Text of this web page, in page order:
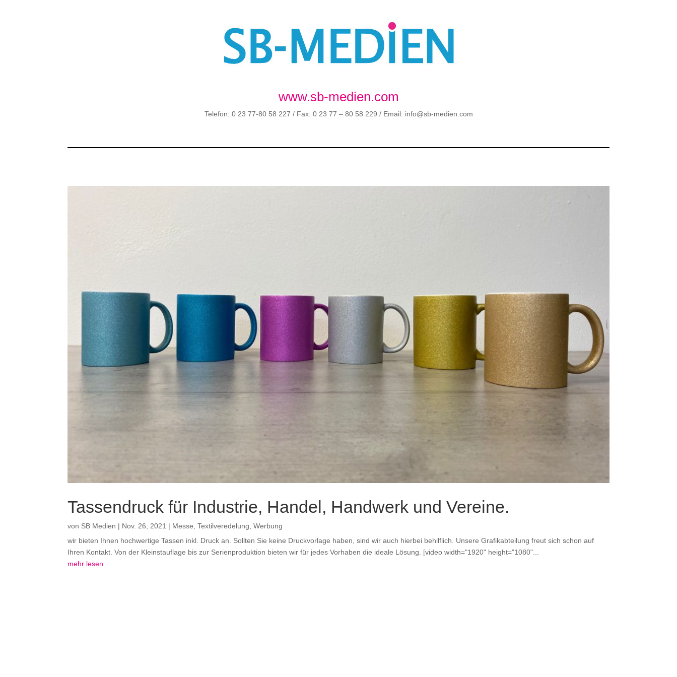
www.sb-medien.com
Telefon: 0 23 77-80 58 227 / Fax: 0 23 77 – 80 58 229 / Email: info@sb-medien.com
Tassendruck für Industrie, Handel, Handwerk und Vereine.
von SB Medien | Nov. 26, 2021 | Messe ,Textilveredelung ,Werbung
wir bieten Ihnen hochwertige Tassen inkl. Druck an. Sollten Sie keine Druckvorlage haben, sind wir auch hierbei behilflich. Unsere Grafikabteilung freut sich schon auf
Ihren Kontakt. Von der Kleinstauflage bis zur Serienproduktion bieten wir für jedes Vorhaben die ideale Lösung. [video width="1920" height="1080"...
mehr lesen